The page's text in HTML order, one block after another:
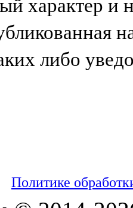
характер и
либо
Политике